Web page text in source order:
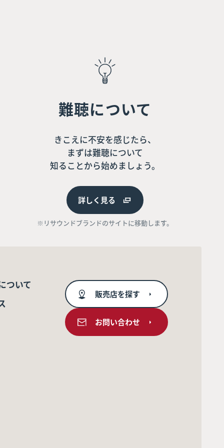
難聴について
きこえに不安を感じたら、
まずは難聴について
知ることから始めましょう。
詳しく見る
※リサウンドブランドのサイトに移動します。
ついて
販売店を探す
お問い合わせ